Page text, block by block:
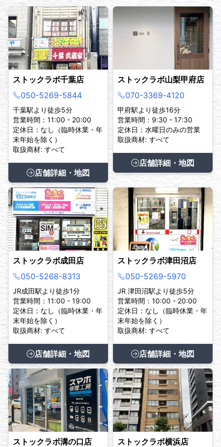
ストックラボ千葉店
050-5269-5844
千葉駅より徒歩5分
営業時間：11:00 - 20:00
定休日：なし（臨時休業・年
末年始を除く）
取扱商材: すべて
店舗詳細・地図
ストックラボ山梨甲府店
070-3369-4120
甲府駅より徒歩16分
営業時間：9:30 - 17:30
定休日：水曜日のみの営業
取扱商材: すべて
店舗詳細・地図
ストックラボ成田店
050-5268-8313
JR成田駅より徒歩1分
営業時間：11:00 - 19:00
定休日：なし（臨時休業・年
末年始を除く）
取扱商材: すべて
店舗詳細・地図
ストックラボ津田沼店
050-5269-5970
JR 津田沼駅より徒歩5分
営業時間：10:00 - 20:00
定休日：なし（臨時休業・年
末年始を除く）
取扱商材: すべて
店舗詳細・地図
ストックラボ溝の口店
ストックラボ横浜店